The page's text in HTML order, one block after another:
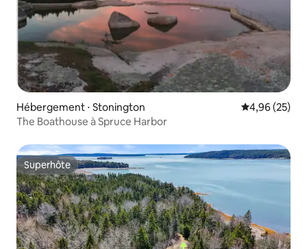
Hébergement ⋅ Stonington Évaluation
4,96 (25)
The Boathouse à Spruce Harbor
Superhôte
Superhôte